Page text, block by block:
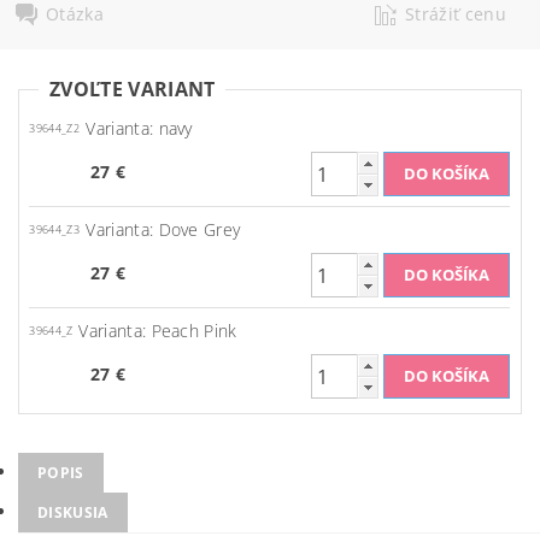
Otázka
Strážiť cenu
ZVOĽTE VARIANT
39644_Z2 Varianta: navy
27 €
39644_Z3 Varianta: Dove Grey
27 €
39644_Z Varianta: Peach Pink
27 €
POPIS
DISKUSIA